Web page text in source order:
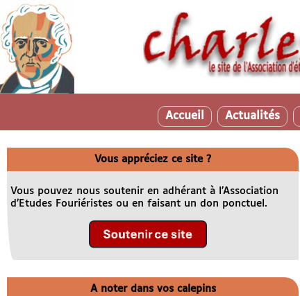
Accueil Actualités
Vous appréciez ce site ?
Vous pouvez nous soutenir en adhérant à l’Association
d’Etudes Fouriéristes ou en faisant un don ponctuel.
A noter dans vos calepins